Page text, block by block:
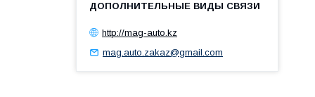
http://mag-auto.kz
mag.auto.zakaz@gmail.com